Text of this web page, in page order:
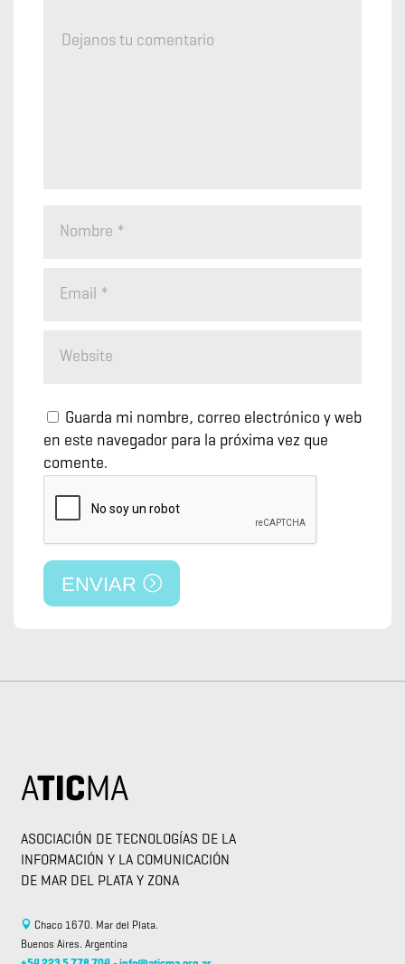
Guarda mi nombre, correo electrónico y web
en este navegador para la próxima vez que
comente.
ENVIAR
ASOCIACIÓN DE TECNOLOGÍAS DE LA
INFORMACIÓN Y LA COMUNICACIÓN
DE MAR DEL PLATA Y ZONA
Chaco 1670. Mar del Plata.
Buenos Aires. Argentina